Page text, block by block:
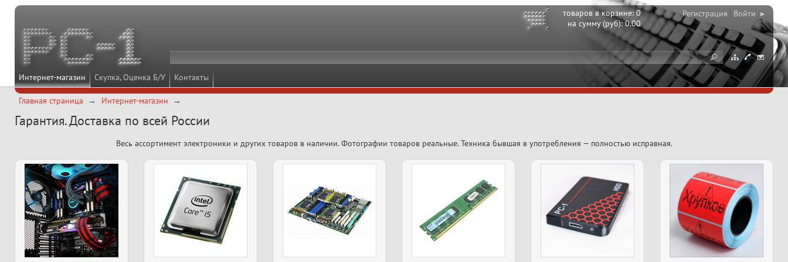
Интернет-магазин Скупка, Оценка Б/У Контакты
товаров в корзине:0
на сумму (руб):0.00
Регистрация Войти ▸
Главная страница Интернет-магазин
Гарантия. Доставка по всей России
Весь ассортимент электроники и других товаров в наличии. Фотографии товаров реальные. Техника бывшая в употребления — полностью исправная.